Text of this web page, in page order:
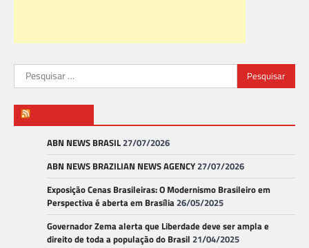
Pesquisar
por:
ABN NEWS BRASIL27/07/2026
ABN NEWS BRAZILIAN NEWS AGENCY27/07/2026
Exposição Cenas Brasileiras: O Modernismo Brasileiro em
Perspectiva é aberta em Brasília26/05/2025
Governador Zema alerta que Liberdade deve ser ampla e
direito de toda a população do Brasil 21/04/2025